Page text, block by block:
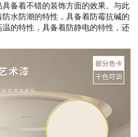
备着不错的装饰方面的效果。与此
水防潮的特性，具备着防霉抗碱的
的特性，具备着防静电的特性，还